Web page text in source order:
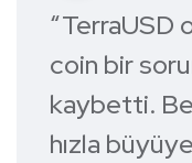
“TerraUSD
coin bir
kaybetti.
hızla